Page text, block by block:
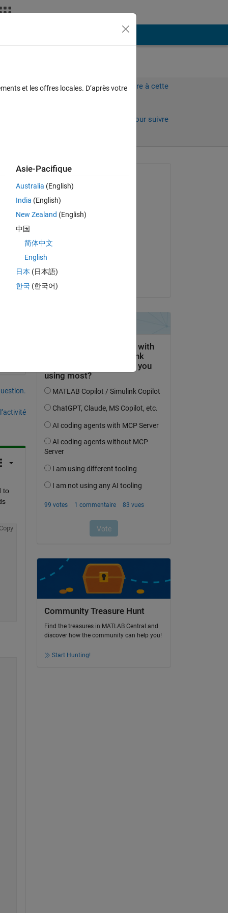
Connectez-vous pour répondre à cette
Connectez-vous pour suivre
to
Copy
Elysi Cochin
le 9 Avr 2021
le 9 Avr 2021
Acceptée :
Community Treasure Hunt
Find the treasures in MATLAB Central and
discover how the community can help you!
Start Hunting!
et les offres locales. D’après votre
Asie-Pacifique
Australia (English)
India (English)
New Zealand (English)
中国
简体中文
English
日本 (日本語)
한국 (한국어)